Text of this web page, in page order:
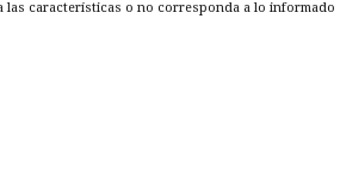
las características o no corresponda a lo informado